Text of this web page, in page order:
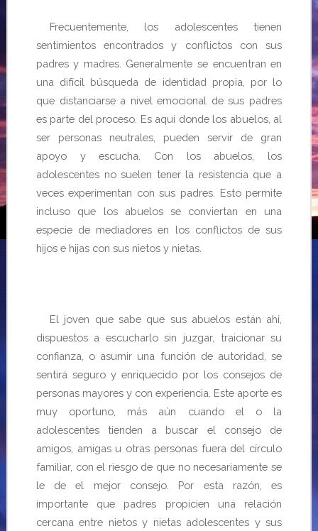
Frecuentemente, los adolescentes tienen
sentimientos encontrados y conflictos con sus
padres y madres. Generalmente se encuentran en
una difícil búsqueda de identidad propia, por lo
que distanciarse a nivel emocional de sus padres
es parte del proceso. Es aquí donde los abuelos, al
ser personas neutrales, pueden servir de gran
apoyo y escucha. Con los abuelos, los
adolescentes no suelen tener la resistencia que a
veces experimentan con sus padres. Esto permite
incluso que los abuelos se conviertan en una
especie de mediadores en los conflictos de sus
hijos e hijas con sus nietos y nietas.
El joven que sabe que sus abuelos están ahí,
dispuestos a escucharlo sin juzgar, traicionar su
confianza, o asumir una función de autoridad, se
sentirá seguro y enriquecido por los consejos de
personas mayores y con experiencia. Este aporte es
muy oportuno, más aún cuando el o la
adolescentes tienden a buscar el consejo de
amigos, amigas u otras personas fuera del círculo
familiar, con el riesgo de que no necesariamente se
le de el mejor consejo.
Por esta razón, es
importante que padres propicien una relación
cercana entre nietos y nietas adolescentes y sus